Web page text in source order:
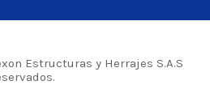
Estructuras y Herrajes S.A.S